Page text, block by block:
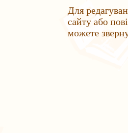
Для
сайту або
можете